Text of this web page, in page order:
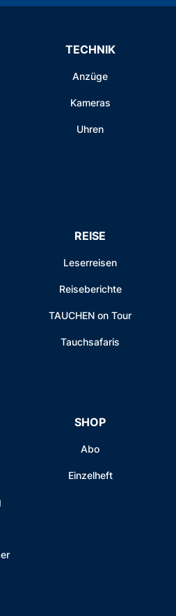
TECHNIK
Anzüge
Kameras
Uhren
REISE
Leserreisen
Reiseberichte
TAUCHEN on Tour
Tauchsafaris
SHOP
Abo
Einzelheft